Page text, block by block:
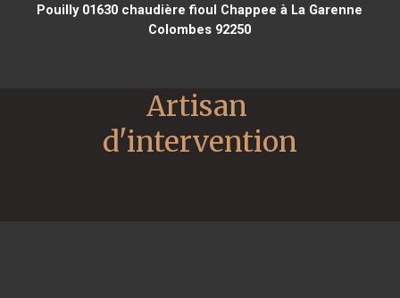
Pouilly 01630 chaudière fioul Chappee à La Garenne
Colombes 92250
Artisan
d'intervention